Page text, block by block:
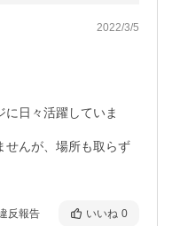
2022/3/5
に日々活躍していま
せんが、場所も取らず
反報告 いいね 0